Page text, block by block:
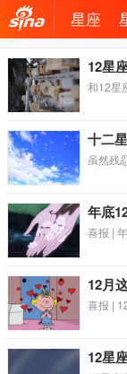
机新
浪网
星座
12星
和12星
十二
虽然残
年底
喜报 |
12月
喜报 |
12星